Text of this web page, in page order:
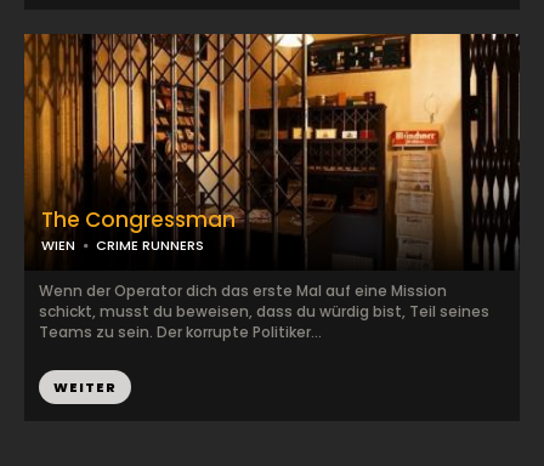
The Congressman
WIEN CRIME RUNNERS
Wenn der Operator dich das erste Mal auf eine Mission
schickt, musst du beweisen, dass du würdig bist, Teil seines
Teams zu sein. Der korrupte Politiker...
WEITER